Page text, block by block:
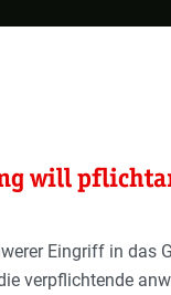
will
Eingriff in das
verpflichtende